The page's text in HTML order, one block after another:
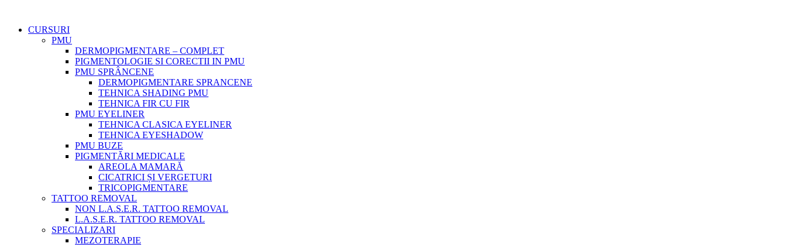
CURSURI
PMU
DERMOPIGMENTARE – COMPLET
PIGMENTOLOGIE SI CORECTII IN PMU
PMU SPRÂNCENE
DERMOPIGMENTARE SPRANCENE
TEHNICA SHADING PMU
TEHNICA FIR CU FIR
PMU EYELINER
TEHNICA CLASICA EYELINER
TEHNICA EYESHADOW
PMU BUZE
PIGMENTĂRI MEDICALE
AREOLA MAMARĂ
CICATRICI ȘI VERGETURI
TRICOPIGMENTARE
TATTOO REMOVAL
NON L.A.S.E.R. TATTOO REMOVAL
L.A.S.E.R. TATTOO REMOVAL
SPECIALIZARI
MEZOTERAPIE